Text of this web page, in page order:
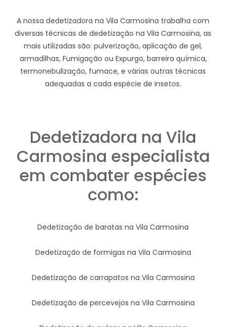
A nossa dedetizadora na Vila Carmosina trabalha com
diversas técnicas de dedetização na Vila Carmosina, as
mais utilizadas são: pulverização, aplicação de gel,
armadilhas, Fumigação ou Expurgo, barreira química,
termonebulização, fumace, e várias outras técnicas
adequadas a cada espécie de insetos.
Dedetizadora na Vila
Carmosina especialista
em combater espécies
como:
Dedetização de baratas na Vila Carmosina
Dedetização de formigas na Vila Carmosina
Dedetização de carrapatos na Vila Carmosina
Dedetização de percevejos na Vila Carmosina